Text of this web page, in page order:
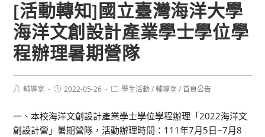
[活動轉知]國立臺灣海洋大學
海洋文創設計產業學士學位學
程辦理暑期營隊
Post輔導室
Post2022-05-26
Post學生活動 / 輔導室 / 首頁公告
一、本校海洋文創設計產業學士學位學程辦理「2022海洋文
創設計營」暑期營隊，活動辦理時間：111年7月5日~7月8